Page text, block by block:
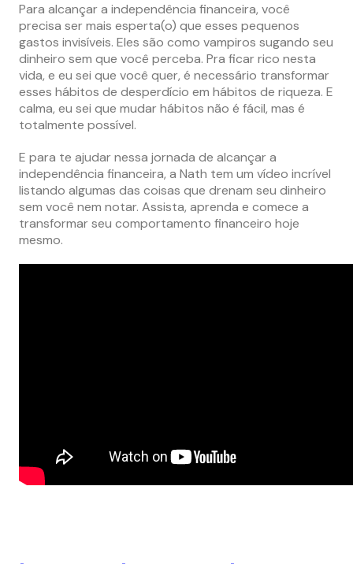
Para alcançar a independência financeira, você
precisa ser mais esperta(o) que esses pequenos
gastos invisíveis. Eles são como vampiros sugando seu
dinheiro sem que você perceba. Pra ficar rico nesta
vida, e eu sei que você quer, é necessário transformar
esses hábitos de desperdício em hábitos de riqueza. E
calma, eu sei que mudar hábitos não é fácil, mas é
totalmente possível.
E para te ajudar nessa jornada de alcançar a
independência financeira, a Nath tem um vídeo incrível
listando algumas das coisas que drenam seu dinheiro
sem você nem notar. Assista, aprenda e comece a
transformar seu comportamento financeiro hoje
mesmo.